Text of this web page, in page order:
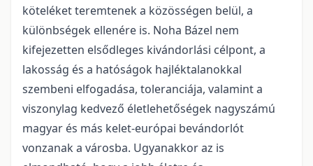
köteléket teremtenek a közösségen belül, a
különbségek ellenére is. Noha Bázel nem
kifejezetten elsődleges kivándorlási célpont, a
lakosság és a hatóságok hajléktalanokkal
szembeni elfogadása, toleranciája, valamint a
viszonylag kedvező életlehetőségek nagyszámú
magyar és más kelet-európai bevándorlót
vonzanak a városba. Ugyanakkor az is